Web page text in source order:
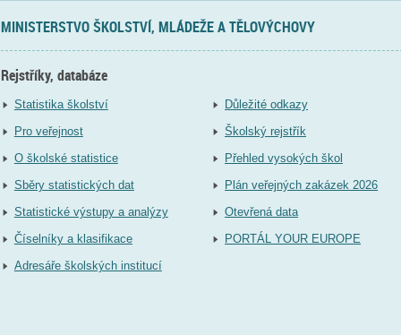
MINISTERSTVO ŠKOLSTVÍ, MLÁDEŽE A TĚLOVÝCHOVY
Rejstříky, databáze
Statistika školství
Pro veřejnost
O školské statistice
Sběry statistických dat
Statistické výstupy a analýzy
Číselníky a klasifikace
Adresáře školských institucí
Důležité odkazy
Školský rejstřík
Přehled vysokých škol
Plán veřejných zakázek 2026
Otevřená data
PORTÁL YOUR EUROPE